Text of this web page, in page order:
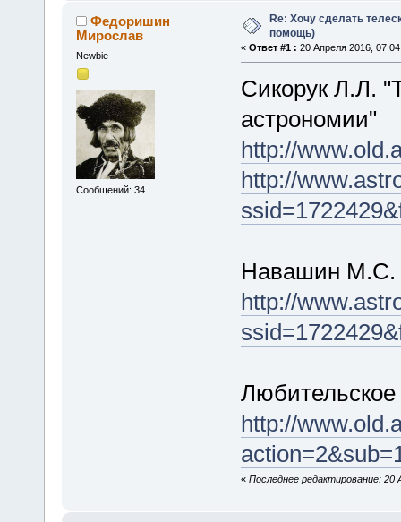
Федоришин
Мирослав
Newbie
Сообщений: 34
Re: Хочу сделать
помощь)
« Ответ #1 : 20 Апреля 2016,
Сикорук Л.Л.
астрономии"
http://
http://
Навашин М.С.
http://
Любительское
http://
« Последнее редактирование: